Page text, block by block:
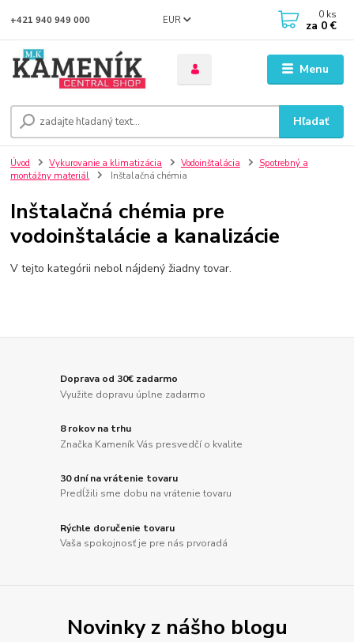
Menu
EUR
Hľadať
+421 940 949 000 0 ks
za 0 €
Úvod Vykurovanie a klimatizácia Vodoinštalácia
Spotrebný a
montážny materiál
Inštalačná chémia
Inštalačná chémia pre
vodoinštalácie a kanalizácie
V tejto kategórii nebol nájdený žiadny tovar.
Doprava od 30€ zadarmo
Využite dopravu úplne zadarmo
8 rokov na trhu
Značka Kameník Vás presvedčí o kvalite
30 dní na vrátenie tovaru
Predĺžili sme dobu na vrátenie tovaru
Rýchle doručenie tovaru
Vaša spokojnosť je pre nás prvoradá
Novinky z nášho blogu